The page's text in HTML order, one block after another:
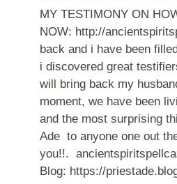
MY TESTIMONY ON
NOW: http://
back and i have been
i discovered great
will bring back my
moment, we have been
and the most surprising
Ade to anyone one out
you!!.
Blog: https://